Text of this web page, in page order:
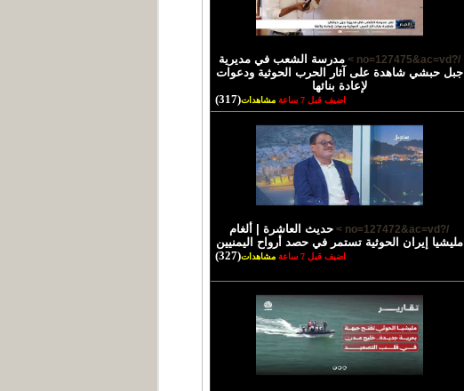
/?no=127475&ac=vd >
مدرسة الشعب في مديرية
جبل حبشي شاهدة على آثار الحرب الحوثية ودعوات
لإعادة بنائها
اضيف قبل 7 ساعة مشاهدات(317)
/?no=127472&ac=vd >
حديث العاشرة | ألغام
مليشيا إيران الحوثية تستمر في حصد أرواح اليمنيين
اضيف قبل 7 ساعة مشاهدات(327)